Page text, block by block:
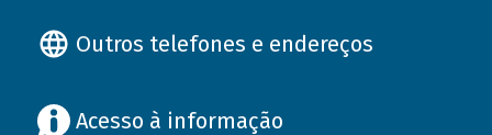
Outros telefones e endereços
Acesso à informação